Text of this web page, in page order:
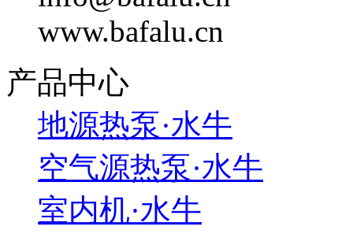
www.bafalu.cn
产品中心
地源热泵·水牛
空气源热泵·水牛
室内机·水牛